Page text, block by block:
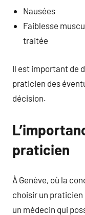
Nausées
Faiblesse
traitée
Il est important de
praticien des
décision.
praticien
À Genève, où la
choisir un
un médecin qui